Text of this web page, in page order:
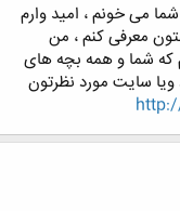
می خونم ، امید وارم
معرفی کنم ، من
که شما و همه بچه های
ویا سایت مورد نظرتون